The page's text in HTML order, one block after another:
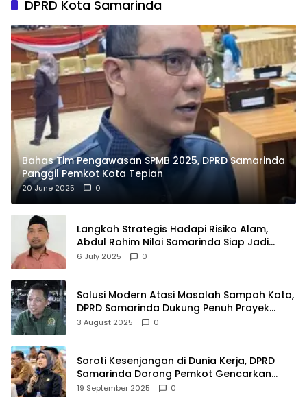
DPRD Kota Samarinda
Bahas Tim Pengawasan SPMB 2025, DPRD Samarinda
Panggil Pemkot Kota Tepian
20 June 2025 0
Langkah Strategis Hadapi Risiko Alam,
Abdul Rohim Nilai Samarinda Siap Jadi
Pusat Logistik Bencana Kalimantan
6 July 2025 0
Solusi Modern Atasi Masalah Sampah Kota,
DPRD Samarinda Dukung Penuh Proyek
PLTSA
3 August 2025 0
Soroti Kesenjangan di Dunia Kerja, DPRD
Samarinda Dorong Pemkot Gencarkan
Pemberdayaan Perempuan
19 September 2025 0